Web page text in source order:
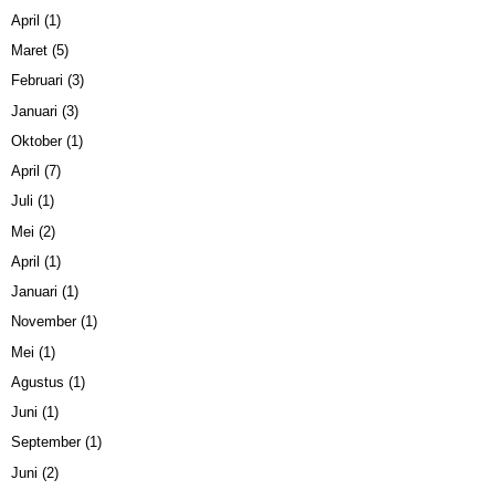
April (1)
Maret (5)
Februari (3)
Januari (3)
Oktober(1)
April (7)
Juli (1)
Mei (2)
April (1)
Januari (1)
November(1)
Mei (1)
Agustus (1)
Juni (1)
September(1)
Juni (2)